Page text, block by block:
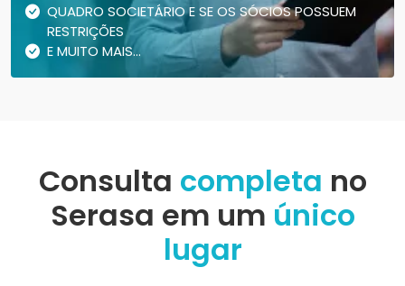
QUADRO SOCIETÁRIO E SE OS SÓCIOS POSSUEM
RESTRIÇÕES
E MUITO MAIS...
Consulta completa no
Serasa em um único
lugar